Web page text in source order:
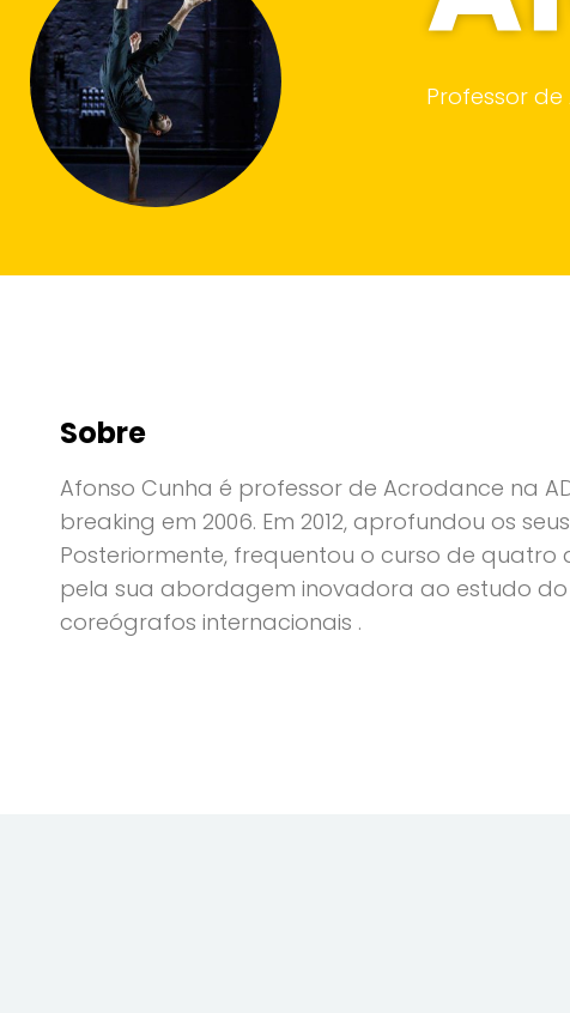
Professor
Sobre
Afonso Cunha é professor de Acrodance na
breaking em 2006. Em 2012, aprofundou os
Posteriormente, frequentou o curso de quatro
pela sua abordagem inovadora ao estudo
coreógrafos internacionais .